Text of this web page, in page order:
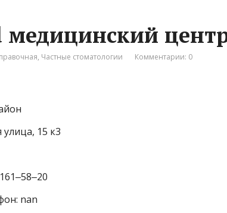
медицинский
, Частные стоматологии Комментарии: 0
улица, 15 к3
nan